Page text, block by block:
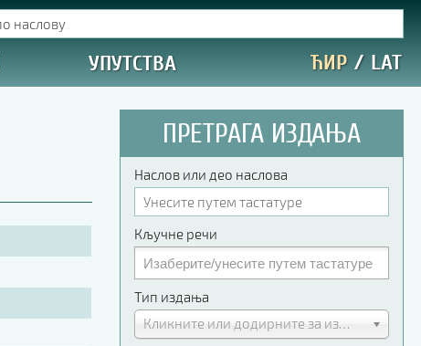
УПУТСТВА ЋИР / LAT
ПРЕТРАГА ИЗДАЊА
Наслов или део наслова
Кључне речи
Тип издања
Кликните или додирните за избор